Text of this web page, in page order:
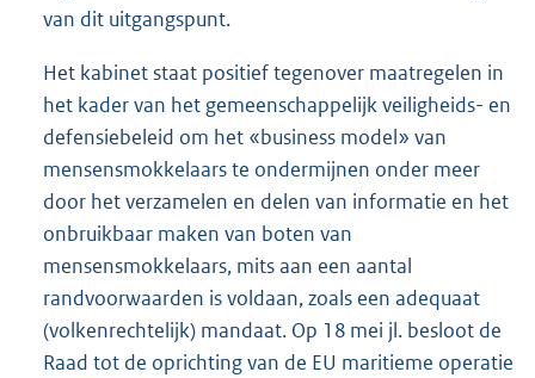
van dit uitgangspunt.
Het kabinet staat positief tegenover maatregelen in
het kader van het gemeenschappelijk veiligheids- en
defensiebeleid om het «business model» van
mensensmokkelaars te ondermijnen onder meer
door het verzamelen en delen van informatie en het
onbruikbaar maken van boten van
mensensmokkelaars, mits aan een aantal
randvoorwaarden is voldaan, zoals een adequaat
(volkenrechtelijk) mandaat. Op 18 mei jl. besloot de
Raad tot de oprichting van de EU maritieme operatie